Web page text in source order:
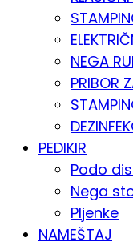
NEGA
PRIBOR
PEDIKIR
Podo
Nega
Pljenke
NAMEŠTAJ